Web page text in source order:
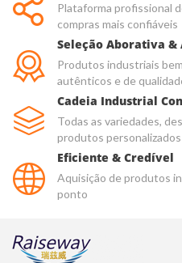
Plataforma profissional
compras mais confiáveis
Seleção Aborativa &
Produtos industriais
autênticos e de
Cadeia Industrial
Todas as variedades,
produtos personalizados
Eficiente & Credível
Aquisição de produtos
ponto